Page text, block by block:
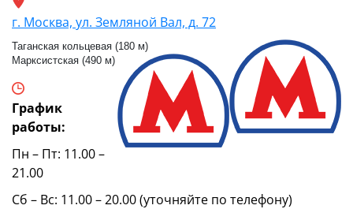
г. Москва, ул. Земляной Вал, д. 72
Таганская кольцевая (180 м)
Марксистская (490 м)
График
работы:
Пн – Пт: 11.00 –
21.00
Сб – Вс: 11.00 – 20.00 (уточняйте по телефону)